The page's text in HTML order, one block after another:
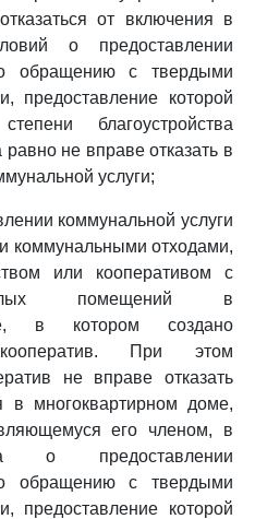
от включения в
о предоставлении
обращению с твердыми
предоставление которой
благоустройства
не вправе отказать в
услуги;
коммунальной услуги
коммунальными отходами,
или кооперативом с
помещений в
в котором создано
При этом
не вправе отказать
в многоквартирном доме,
его членом, в
о предоставлении
обращению с твердыми
предоставление которой